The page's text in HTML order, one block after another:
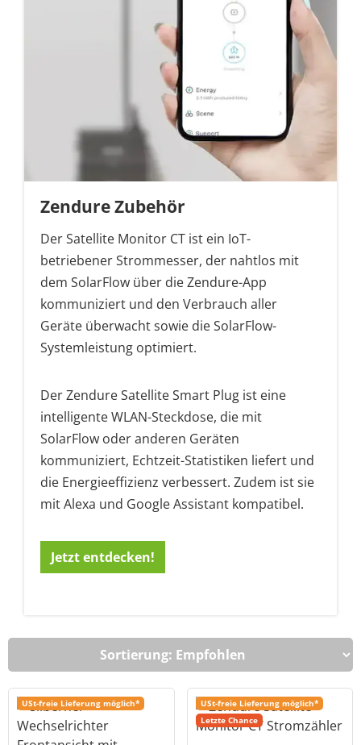
Zendure Zubehör
Der Satellite Monitor CT ist ein IoT-
betriebener Strommesser, der nahtlos mit
dem SolarFlow über die Zendure-App
kommuniziert und den Verbrauch aller
Geräte überwacht sowie die SolarFlow-
Systemleistung optimiert.
Der Zendure Satellite Smart Plug ist eine
intelligente WLAN-Steckdose, die mit
SolarFlow oder anderen Geräten
kommuniziert, Echtzeit-Statistiken liefert und
die Energieeffizienz verbessert. Zudem ist sie
mit Alexa und Google Assistant kompatibel.
Jetzt entdecken!
USt-freie Lieferung möglich*
USt-freie Lieferung möglich*
Letzte Chance